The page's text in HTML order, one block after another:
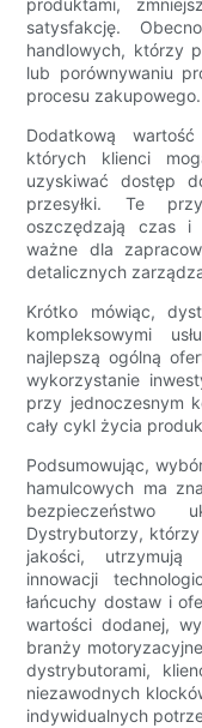
produktami,
satysfakcję.
handlowych, którzy
lub porównywaniu
procesu zakupowego.
Dodatkową
których klienci
uzyskiwać dostęp
przesyłki. Te
oszczędzają czas i
ważne dla
detalicznych
Krótko mówiąc,
kompleksowymi
najlepszą ogólną
wykorzystanie
przy jednoczesnym
cały cykl życia
Podsumowując,
hamulcowych ma
bezpieczeństwo
Dystrybutorzy,
jakości, utrzymują
innowacji
łańcuchy dostaw i
wartości dodanej,
branży
dystrybutorami,
niezawodnych
indywidualnych